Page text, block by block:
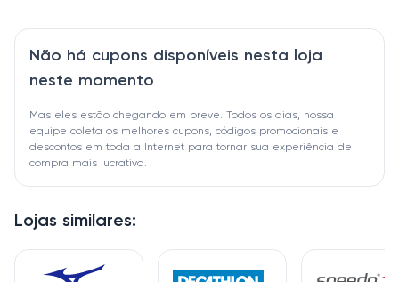
Lojas similares:
Não há cupons disponíveis nesta loja
neste momento
Mas eles estão chegando em breve. Todos os dias, nossa
equipe coleta os melhores cupons, códigos promocionais e
descontos em toda a Internet para tornar sua experiência de
compra mais lucrativa.